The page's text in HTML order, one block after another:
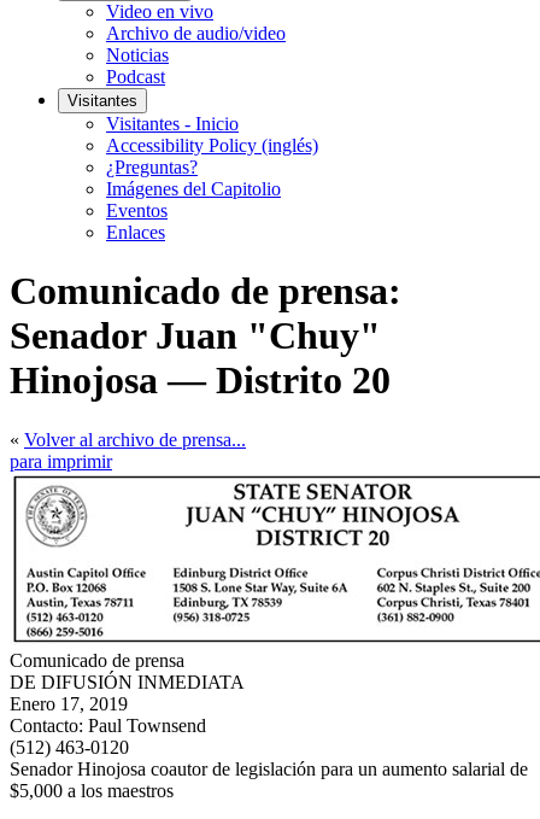
Video en vivo
Archivo de audio/video
Noticias
Podcast
Visitantes
Visitantes - Inicio
Accessibility Policy (inglés)
¿Preguntas?
Imágenes del Capitolio
Eventos
Enlaces
Comunicado de prensa:
Senador Juan "Chuy"
Hinojosa — Distrito 20
« Volver al archivo de prensa...
para imprimir
Comunicado de prensa
DE DIFUSIÓN INMEDIATA
Enero 17, 2019
Contacto: Paul Townsend
(512) 463-0120
Senador Hinojosa coautor de legislación para un aumento salarial de
$5,000 a los maestros